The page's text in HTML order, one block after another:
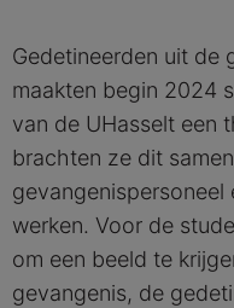
Gedetineerden uit de
maakten begin 2024
van de UHasselt een
brachten ze dit
werken. Voor de
om een beeld te
gevangenis, de